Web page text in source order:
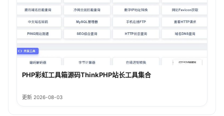
PHP彩虹工具箱源码ThinkPHP站长工具集合
更新 2026-08-03